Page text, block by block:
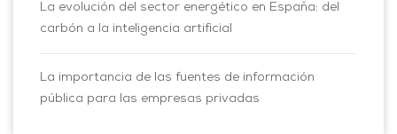
La evolución del sector energético en España: del
carbón a la inteligencia artificial
La importancia de las fuentes de información
pública para las empresas privadas